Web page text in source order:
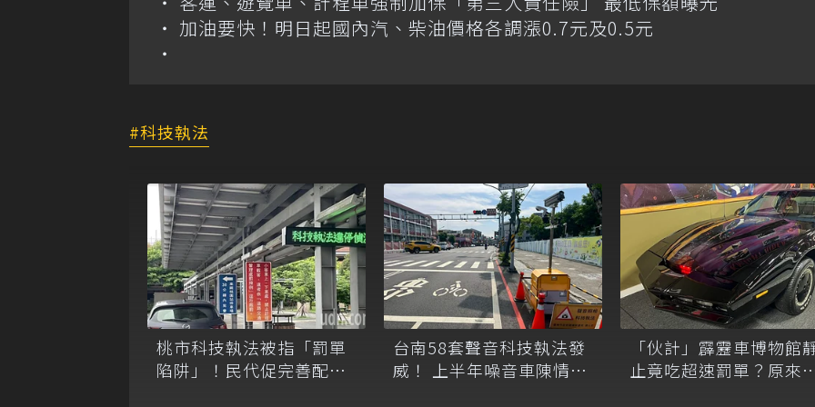
加油要快！明日起國內汽、柴油價格各調漲0.7元及0.5元
科技執法
桃市科技執法被指「罰單
陷阱」！民代促完善配
台南58套聲音科技執法發
威！ 上半年噪音車陳情大
「伙計」霹靂車博物館
止竟吃超速罰單？原來